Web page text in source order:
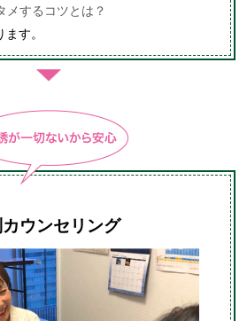
メするコツとは？
す。
ウンセリング